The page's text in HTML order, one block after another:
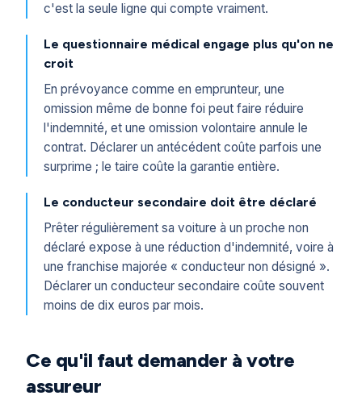
c'est la seule ligne qui compte vraiment.
Le questionnaire médical engage plus qu'on ne
croit
En prévoyance comme en emprunteur, une
omission même de bonne foi peut faire réduire
l'indemnité, et une omission volontaire annule le
contrat. Déclarer un antécédent coûte parfois une
surprime ; le taire coûte la garantie entière.
Le conducteur secondaire doit être déclaré
Prêter régulièrement sa voiture à un proche non
déclaré expose à une réduction d'indemnité, voire à
une franchise majorée « conducteur non désigné ».
Déclarer un conducteur secondaire coûte souvent
moins de dix euros par mois.
Ce qu'il faut demander à votre
assureur